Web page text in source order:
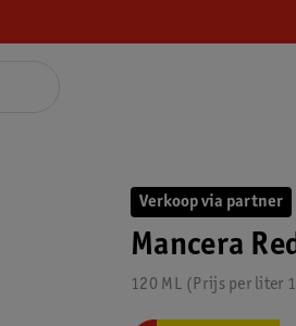
Verkoop via partner
Mancera
120 ML Prijs per liter